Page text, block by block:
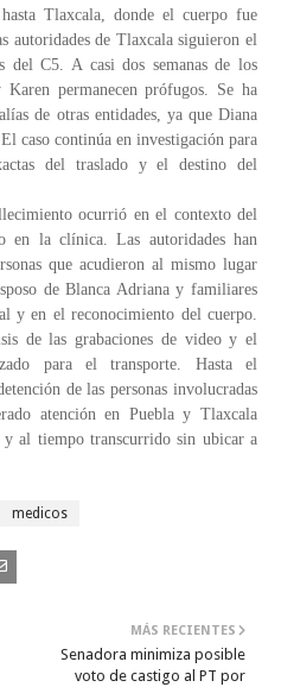
Tlaxcala, donde el cuerpo fue
autoridades de Tlaxcala siguieron el
del C5. A casi dos semanas de los
permanecen prófugos. Se ha
de otras entidades, ya que Diana
caso continúa en investigación para
del traslado y el destino del
ocurrió en el contexto del
en la clínica. Las autoridades han
que acudieron al mismo lugar
de Blanca Adriana y familiares
y en el reconocimiento del cuerpo.
de las grabaciones de video y el
para el transporte. Hasta el
de las personas involucradas
atención en Puebla y Tlaxcala
al tiempo transcurrido sin ubicar a
medicos
MÁS RECIENTES
Senadora minimiza posible
voto de castigo al PT por